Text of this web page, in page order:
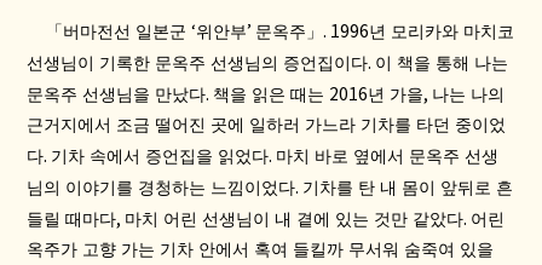
「 버마전선 일본군‘위안부’ 문옥주 」. 1996년 모리카와 마치코
선생님이 기록한 문옥주 선생님의 증언집이다. 이 책을 통해 나는
문옥주 선생님을 만났다. 책을 읽은 때는 2016년 가을, 나는 나의
근거지에서 조금 떨어진 곳에 일하러 가느라 기차를 타던 중이었
다. 기차 속에서 증언집을 읽었다. 마치 바로 옆에서 문옥주 선생
님의 이야기를 경청하는 느낌이었다. 기차를 탄 내 몸이 앞뒤로 흔
들릴 때마다, 마치 어린 선생님이 내 곁에 있는 것만 같았다. 어린
옥주가 고향 가는 기차 안에서 혹여 들킬까 무서워 숨죽여 있을